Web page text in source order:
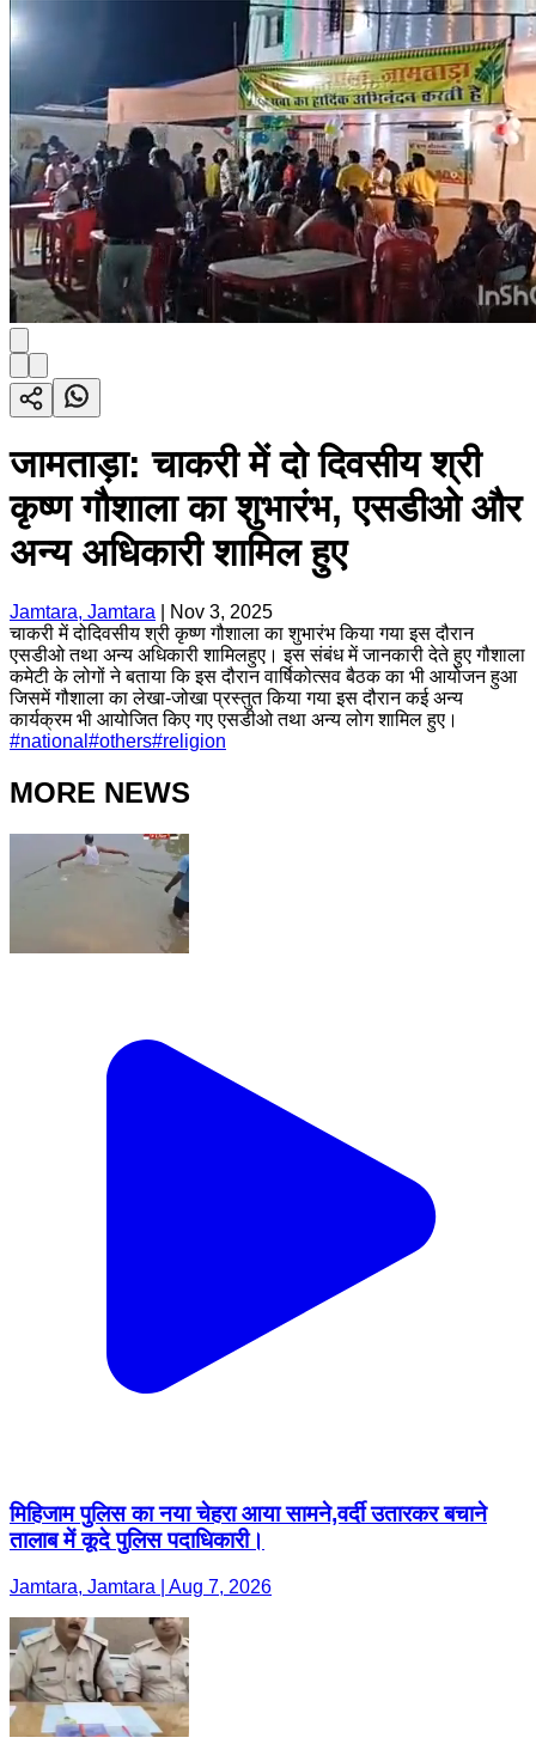
जामताड़ा: चाकरी में दो दिवसीय श्री
कृष्ण गौशाला का शुभारंभ, एसडीओ और
अन्य अधिकारी शामिल हुए
Jamtara, Jamtara
Nov 3, 2025
चाकरी में दोदिवसीय श्री कृष्ण गौशाला का शुभारंभ किया गया इस दौरान
एसडीओ तथा अन्य अधिकारी शामिलहुए। इस संबंध में जानकारी देते हुए गौशाला
कमेटी के लोगों ने बताया कि इस दौरान वार्षिकोत्सव बैठक का भी आयोजन हुआ
जिसमें गौशाला का लेखा-जोखा प्रस्तुत किया गया इस दौरान कई अन्य
कार्यक्रम भी आयोजित किए गए एसडीओ तथा अन्य लोग शामिल हुए।
#national #others#religion
MORE NEWS
मिहिजाम पुलिस का नया चेहरा आया सामने,वर्दी उतारकर बचाने
तालाब में कूदे पुलिस पदाधिकारी।
Jamtara, Jamtara | Aug 7, 2026